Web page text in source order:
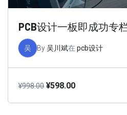
PCB设计一板即成功专
吴 By吴川斌在 pcb设计
¥998.00 ¥598.00